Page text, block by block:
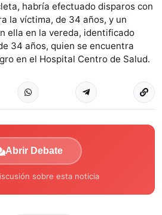
habría efectuado disparos con
la víctima, de 34 años, y un
ella en la vereda, identificado
34 años, quien se encuentra
en el Hospital Centro de Salud.
Abrir Debate
sobre esta noticia